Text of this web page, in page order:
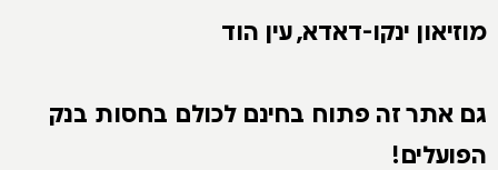
מוזיאון ינקו-דאדא, עין הוד
גם אתר זה פתוח בחינם לכולם בחסות בנק
הפועלים!